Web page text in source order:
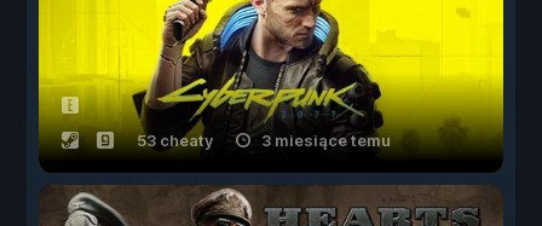
53 cheaty 3 miesiące temu